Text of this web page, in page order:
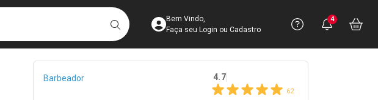
BUSCARAcesse sua Conta
Bem Vindo,
Faça seu Login ou Cadastro
Precisa
Ver Recursos
Você
4
Breadcrumb
Barbeador 4.7
62